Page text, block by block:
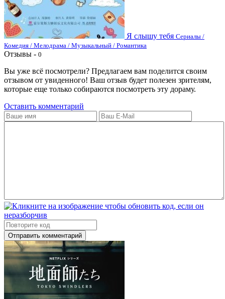
Я слышу тебя Сериалы /
Комедия / Мелодрама / Музыкальный / Романтика
Отзывы - 0
Вы уже всё посмотрели? Предлагаем вам поделится своим
отзывом от увиденного! Ваш отзыв будет полезен зрителям,
которые еще только собираются посмотреть эту дораму.
Оставить комментарий
Отправить комментарий